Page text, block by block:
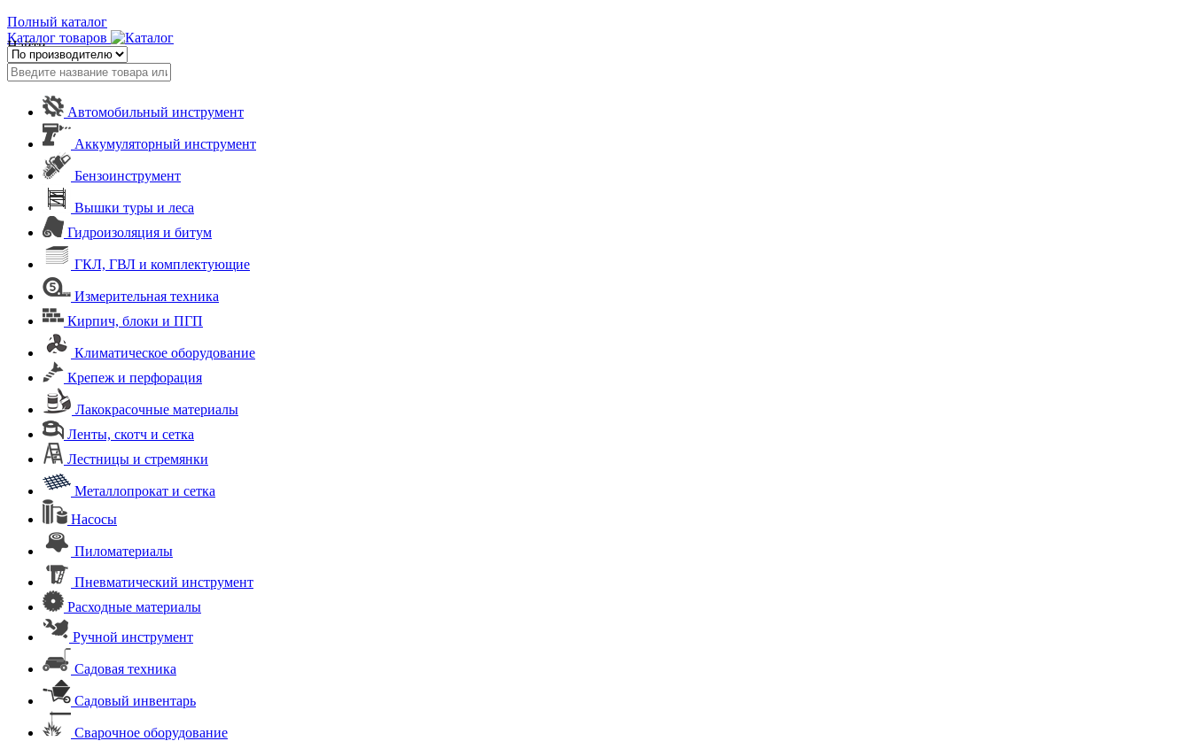
Полный каталог
Каталог товаров
Найти
Автомобильный инструмент
Аккумуляторный инструмент
Бензоинструмент
Вышки туры и леса
Гидроизоляция и битум
ГКЛ, ГВЛ и комплектующие
Измерительная техника
Кирпич, блоки и ПГП
Климатическое оборудование
Крепеж и перфорация
Лакокрасочные материалы
Ленты, скотч и сетка
Лестницы и стремянки
Металлопрокат и сетка
Насосы
Пиломатериалы
Пневматический инструмент
Расходные материалы
Ручной инструмент
Садовая техника
Садовый инвентарь
Сварочное оборудование